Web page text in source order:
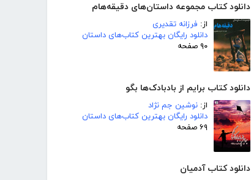
دانلود کتاب مجموعه داستان‌های دقیقه‌هام
از: فرزانه تقدیری
دانلود رایگان بهترین کتاب‌های داستان
۹۰ صفحه
دانلود کتاب برایم از بادبادک‌ها بگو
از: نوشین جم نژاد
دانلود رایگان بهترین کتاب‌های داستان
۶۹ صفحه
دانلود کتاب آدمیان